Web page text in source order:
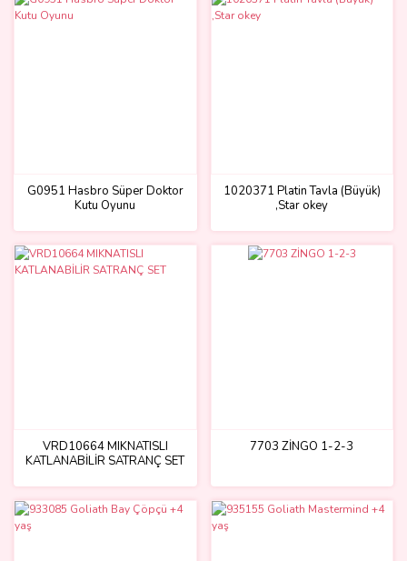
G0951 Hasbro Süper Doktor
Kutu Oyunu
1020371 Platin Tavla (Büyük)
,Star okey
VRD10664 MIKNATISLI
KATLANABİLİR SATRANÇ SET
7703 ZİNGO 1-2-3